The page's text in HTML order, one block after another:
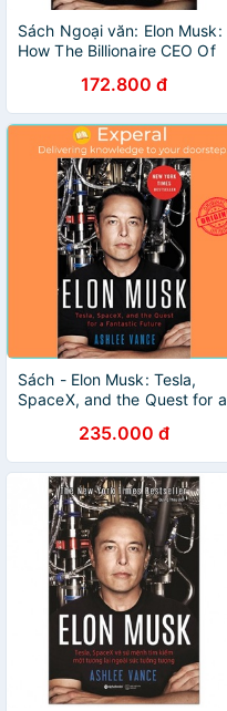
Sách Ngoại văn: Elon Musk:
How The Billionaire CEO Of
Shaping Our Future
172.800 đ
Sách - Elon Musk: Tesla,
SpaceX, and the Quest for a
Vance (US edition,
paperback)
235.000 đ